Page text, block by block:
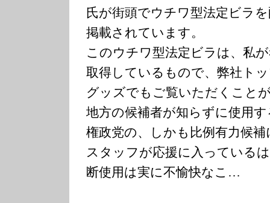
氏が街頭でウチワ型法定ビラ
掲載されています。
このウチワ型法定ビラは、私
取得しているもので、弊社ト
グッズでもご覧いただくこと
地方の候補者が知らずに使用
権政党の、しかも比例有力候
スタッフが応援に入っている
断使用は実に不愉快なこ…